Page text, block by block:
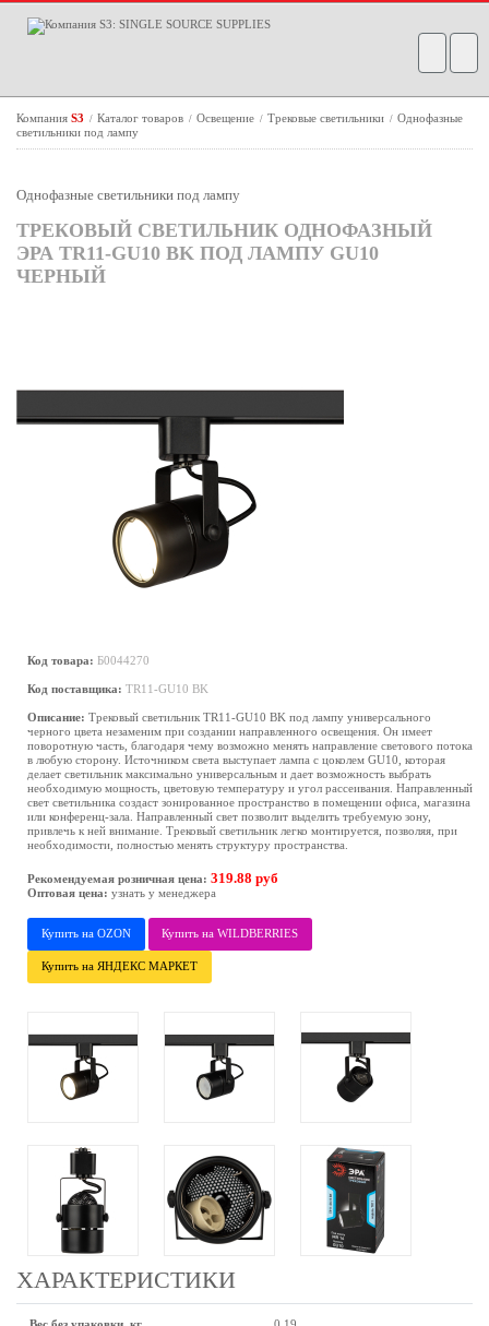
Компания S3 / Каталог товаров / Освещение / Трековые светильники / Однофазные
светильники под лампу
Однофазные светильники под лампу
ТРЕКОВЫЙ СВЕТИЛЬНИК ОДНОФАЗНЫЙ
ЭРА TR11-GU10 BK ПОД ЛАМПУ GU10
ЧЕРНЫЙ
Код товара: Б0044270
Код поставщика: TR11-GU10 BK
Описание: Трековый светильник TR11-GU10 BK под лампу универсального
черного цвета незаменим при создании направленного освещения. Он имеет
поворотную часть, благодаря чему возможно менять направление светового потока
в любую сторону. Источником света выступает лампа с цоколем GU10, которая
делает светильник максимально универсальным и дает возможность выбрать
необходимую мощность, цветовую температуру и угол рассеивания. Направленный
свет светильника создаст зонированное пространство в помещении офиса, магазина
или конференц-зала. Направленный свет позволит выделить требуемую зону,
привлечь к ней внимание. Трековый светильник легко монтируется, позволяя, при
необходимости, полностью менять структуру пространства.
Рекомендуемая розничная цена: 319.88 руб
Оптовая цена: узнать у менеджера
Купить на OZON Купить на WILDBERRIES
Купить на ЯНДЕКС МАРКЕТ
ХАРАКТЕРИСТИКИ